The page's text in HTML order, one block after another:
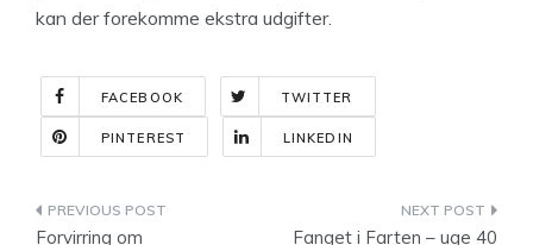
kan der forekomme ekstra udgifter.
FACEBOOK TWITTER
PINTEREST LINKEDIN
Indlægsnavigation
Forvirring om
Fanget i Farten – uge 40